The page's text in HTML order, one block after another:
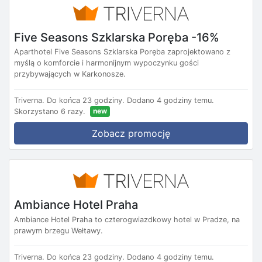
Five Seasons Szklarska Poręba -16%
Aparthotel Five Seasons Szklarska Poręba zaprojektowano z
myślą o komforcie i harmonijnym wypoczynku gości
przybywających w Karkonosze.
Triverna. Do końca 23 godziny. Dodano 4 godziny temu.
Skorzystano 6 razy.
new
Zobacz promocję
Ambiance Hotel Praha
Ambiance Hotel Praha to czterogwiazdkowy hotel w Pradze, na
prawym brzegu Wełtawy.
Triverna. Do końca 23 godziny. Dodano 4 godziny temu.